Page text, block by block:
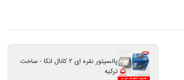
پالسیتور نقره ای 2 کانال انکا - ساخت
ترکیه